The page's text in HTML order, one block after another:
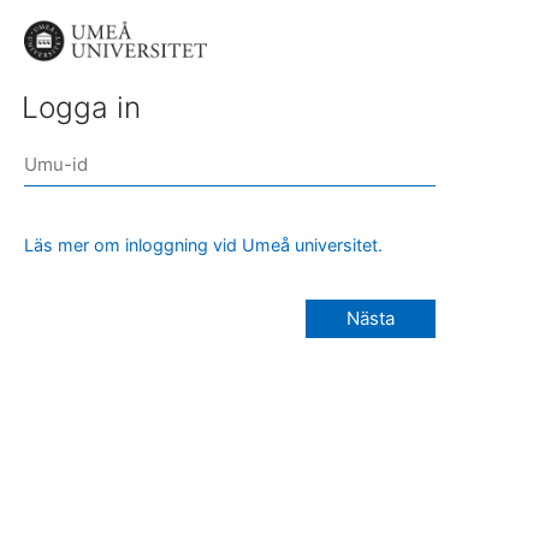
Logga in
Läs mer om inloggning vid Umeå universitet.
Nästa